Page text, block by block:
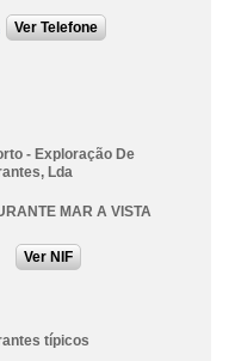
Ver Telefone
- Exploração De
Lda
MAR A VISTA
Ver NIF
típicos